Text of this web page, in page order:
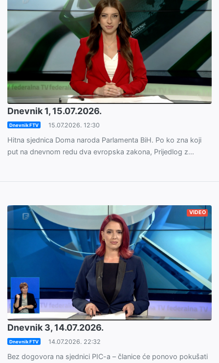
Dnevnik 1, 15.07.2026.
Dnevnik FTV 15.07.2026. 12:30
Hitna sjednica Doma naroda Parlamenta BiH. Po ko zna koji
put na dnevnom redu dva evropska zakona, Prijedlog z...
VIDEO
Dnevnik 3, 14.07.2026.
Dnevnik FTV 14.07.2026. 22:32
Bez dogovora na sjednici PIC-a – članice će ponovo pokušati